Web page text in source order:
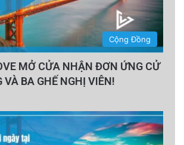
Cộng Đồng
MỞ CỬA NHẬN ĐƠN ỨNG CỬ
VÀ BA GHẾ NGHỊ VIÊN!